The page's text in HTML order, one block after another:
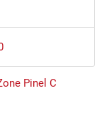
Pinel C